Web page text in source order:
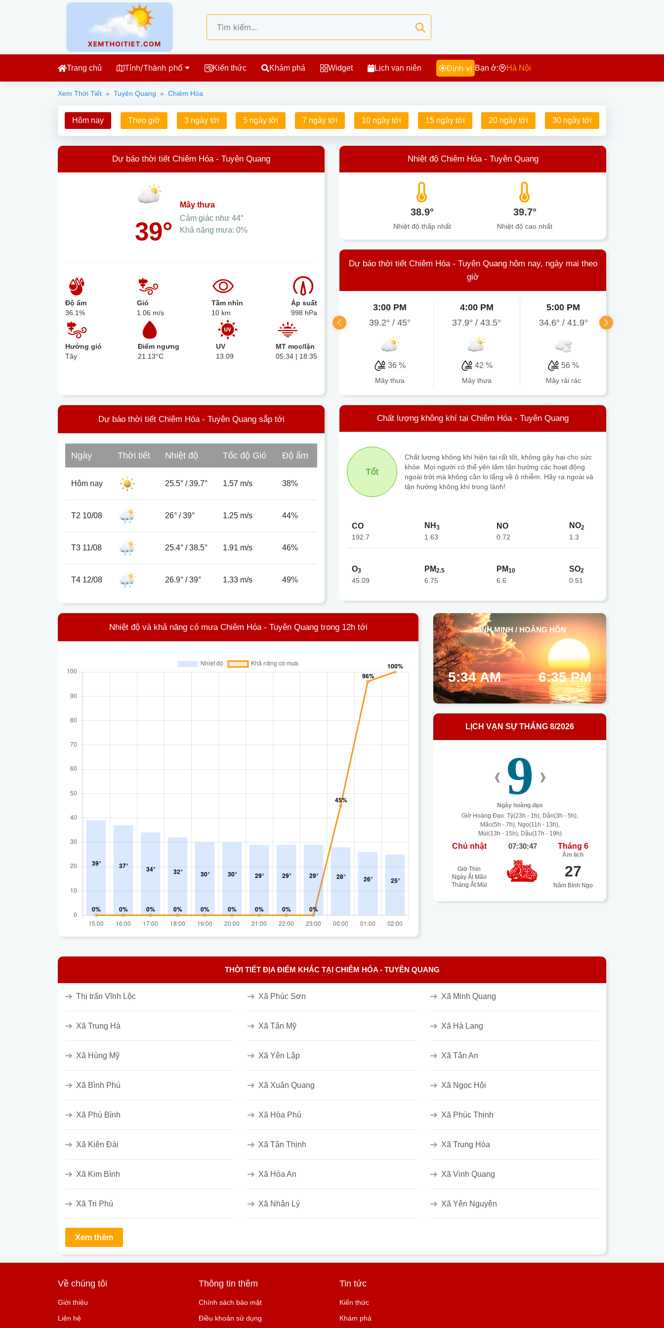
Trang chủ Tỉnh/Thành phố Kiến thức Khám phá Widget Lịch vạn niên Định vị Bạn ở: Hà Nội
Xem Thời Tiết » Tuyên Quang » Chiêm Hóa
Hôm nay Theo giờ 3 ngày tới 5 ngày tới 7 ngày tới 10 ngày tới 15 ngày tới 20 ngày tới 30 ngày tới
Dự báo thời tiết Chiêm Hóa - Tuyên Quang
39°
mây thưa
Cảm giác như 44°
Khả năng mưa: 0%
Độ ẩm
36.1%
Gió
1.06 m/s
Tầm nhìn
10 km
Áp suất
998 hPa
Hướng gió
Tây
Điểm ngưng
21.13°C
UV
13.09
MT mọc/lặn
05:34 | 18:35
Nhiệt độ Chiêm Hóa - Tuyên Quang
38.9°
Nhiệt độ thấp nhất
39.7°
Nhiệt độ cao nhất
Dự báo thời tiết Chiêm Hóa - Tuyên Quang hôm nay, ngày mai theo
giờ
3:00 PM
39.2°/45°
36 %
mây thưa
4:00 PM
37.9°/43.5°
42 %
mây thưa
5:00 PM
34.6° / 41.9°
56 %
mây rải rác
Dự báo thời tiết Chiêm Hóa - Tuyên Quang sắp tới
Ngày Thời tiết Nhiệt độ Tốc độ Gió Độ ẩm
Hôm nay 25.5° /39.7° 1.57 m/s 38%
T2 10/08 26° /39° 1.25 m/s 44%
T3 11/08 25.4° /38.5° 1.91 m/s 46%
T4 12/08 26.9° /39° 1.33 m/s 49%
Chất lượng không khí tại Chiêm Hóa - Tuyên Quang
Tốt
Chất lượng không khí hiện tại rất tốt, không gây hại cho sức
khỏe. Mọi người có thể yên tâm tận hưởng các hoạt động
ngoài trời mà không cần lo lắng về ô nhiễm. Hãy ra ngoài và
tận hưởng không khí trong lành!
CO
192.7
NH 3
1.63
NO
0.72
NO2
1.3
O3
45.09
PM2.5
6.75
PM10
6.6
SO2
0.51
Nhiệt độ và khả năng có mưa Chiêm Hóa - Tuyên Quang trong 12h tới BÌNH MINH / HOÀNG HÔN
5:34 AM 6:35 PM
LỊCH VẠN SỰ THÁNG 8/2026
‹ 9 ›
Ngày hoàng đạo
Giờ Hoàng Đạo: Tý(23h - 1h), Dần(3h - 5h),
Mão(5h - 7h), Ngọ(11h - 13h),
Mùi(13h - 15h), Dậu(17h - 19h)
Chủ nhật 07:30:48 Tháng 6
Âm lịch
Giờ Thìn
Ngày Ất Mão
Tháng Ất Mùi
27
Năm Bính Ngọ
THỜI TIẾT ĐỊA ĐIỂM KHÁC TẠI CHIÊM HÓA - TUYÊN QUANG
Thị trấn Vĩnh Lộc Xã Phúc Sơn Xã Minh Quang
Xã Trung Hà Xã Tân Mỹ Xã Hà Lang
Xã Hùng Mỹ Xã Yên Lập Xã Tân An
Xã Bình Phú Xã Xuân Quang Xã Ngọc Hội
Xã Phú Bình Xã Hòa Phú Xã Phúc Thịnh
Xã Kiên Đài Xã Tân Thịnh Xã Trung Hòa
Xã Kim Bình Xã Hòa An Xã Vinh Quang
Xã Tri Phú Xã Nhân Lý Xã Yên Nguyên
Về chúng tôi
Giới thiệu
Liên hệ
Thông tin thêm
Chính sách bảo mật
Điều khoản sử dụng
Tin tức
Kiến thức
Khám phá